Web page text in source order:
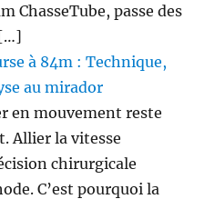
ChasseTube, passe des
à 84m : Technique,
au mirador
en mouvement reste
Allier la vitesse
chirurgicale
C’est pourquoi la